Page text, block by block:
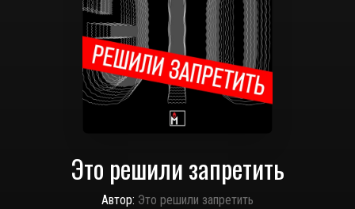
Это решили запретить
Автор: Это решили запретить